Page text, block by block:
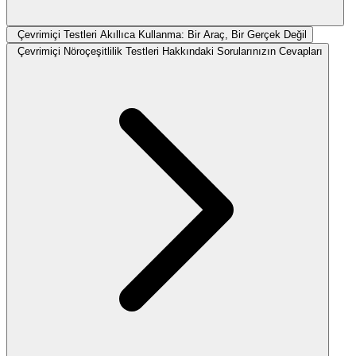
Çevrimiçi Testleri Akıllıca Kullanma: Bir Araç, Bir Gerçek Değil
Çevrimiçi Nöroçeşitlilik Testleri Hakkındaki Sorularınızın Cevapları